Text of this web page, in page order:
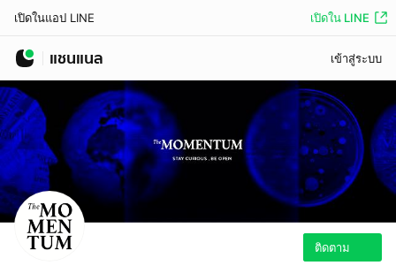
เปิดในแอป LINE เปิดใน LINE
แชนแนล เข้าสู่ระบบ
ติดตาม